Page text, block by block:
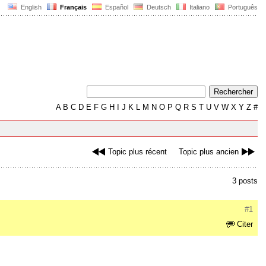
English Français Español Deutsch Italiano Português
AB C D E F G H J K L M N O P Q R S T U V W X Y Z #
Topic plus récent Topic plus ancien
3 posts
#1
Citer